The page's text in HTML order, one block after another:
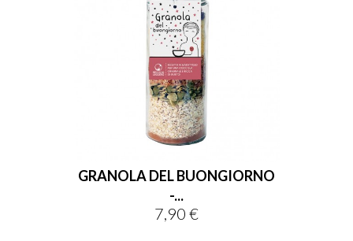
GRANOLA DEL BUONGIORNO
-...
Prezzo
7,90 €